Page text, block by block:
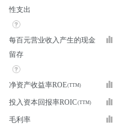
性支出
每百元营业收入产生的现金
留存
净资产收益率ROE
投入资本回报率ROIC
毛利率